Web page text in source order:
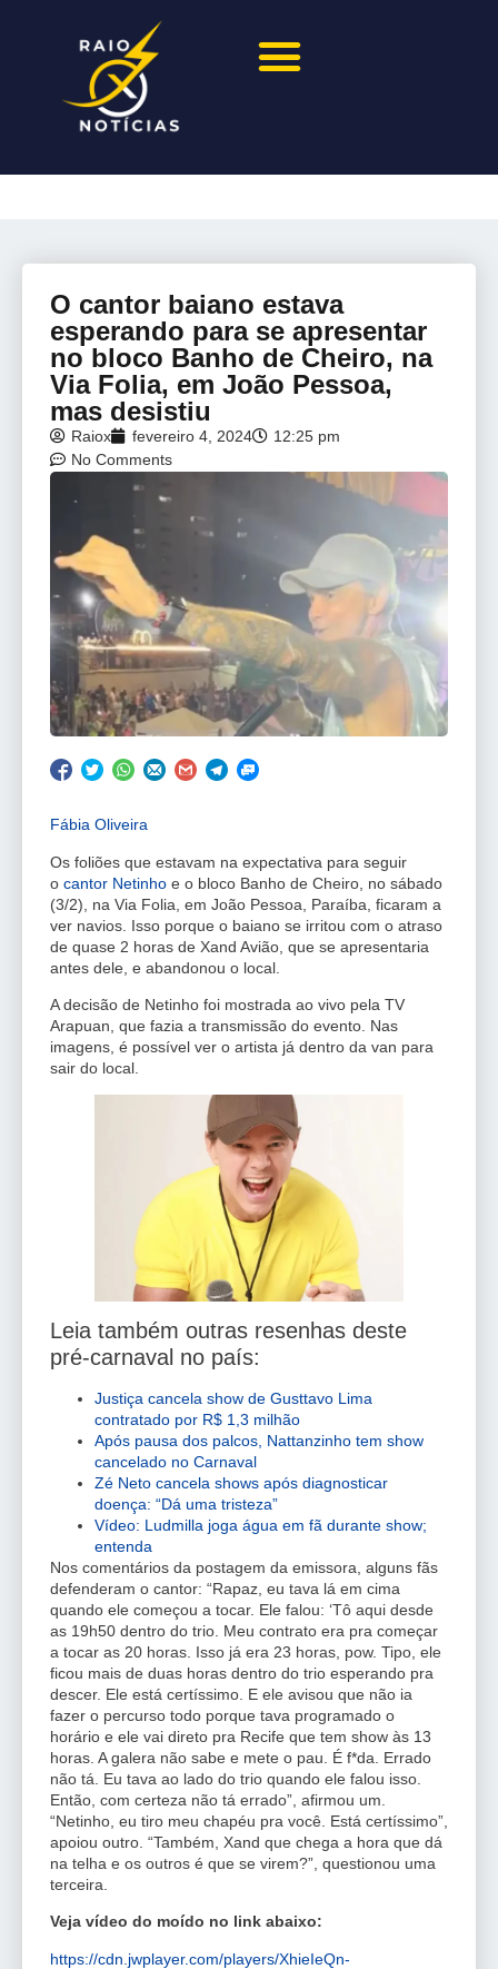
O cantor baiano estava
esperando para se apresentar
no bloco Banho de Cheiro, na
Via Folia, em João Pessoa,
mas desistiu
Raiox fevereiro 4, 2024
12:25 pm
No Comments
Fábia Oliveira
Os foliões que estavam na expectativa para seguir
o cantor Netinho e o bloco Banho de Cheiro, no sábado
(3/2), na Via Folia, em João Pessoa, Paraíba, ficaram a
ver navios. Isso porque o baiano se irritou com o atraso
de quase 2 horas de Xand Avião, que se apresentaria
antes dele, e abandonou o local.
A decisão de Netinho foi mostrada ao vivo pela TV
Arapuan, que fazia a transmissão do evento. Nas
imagens, é possível ver o artista já dentro da van para
sair do local.
Leia também outras resenhas deste
pré-carnaval no país:
Justiça cancela show de Gusttavo Lima
contratado por R$ 1,3 milhão
Após pausa dos palcos, Nattanzinho tem show
cancelado no Carnaval
Zé Neto cancela shows após diagnosticar
doença: “Dá uma tristeza”
Vídeo: Ludmilla joga água em fã durante show;
entenda
Nos comentários da postagem da emissora, alguns fãs
defenderam o cantor: “Rapaz, eu tava lá em cima
quando ele começou a tocar. Ele falou: ‘Tô aqui desde
as 19h50 dentro do trio. Meu contrato era pra começar
a tocar as 20 horas. Isso já era 23 horas, pow. Tipo, ele
ficou mais de duas horas dentro do trio esperando pra
descer. Ele está certíssimo. E ele avisou que não ia
fazer o percurso todo porque tava programado o
horário e ele vai direto pra Recife que tem show às 13
horas. A galera não sabe e mete o pau. É f*da. Errado
não tá. Eu tava ao lado do trio quando ele falou isso.
Então, com certeza não tá errado”, afirmou um.
“Netinho, eu tiro meu chapéu pra você. Está certíssimo”,
apoiou outro. “Também, Xand que chega a hora que dá
na telha e os outros é que se virem?”, questionou uma
terceira.
Veja vídeo do moído no link abaixo:
https://cdn.jwplayer.com/players/XhieIeQn-